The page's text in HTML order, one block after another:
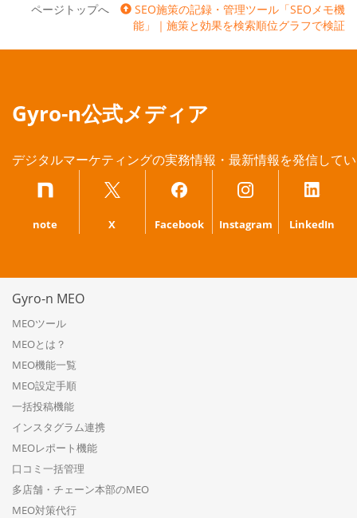
ページトップへ
SEO施策の記録・管理ツール「SEOメモ機
能」｜施策と効果を検索順位グラフで検証
Gyro-n公式メディア
デジタルマーケティングの実務情報・最新情報を発信して
note X Facebook Instagram LinkedIn
Gyro-n MEO
MEOツール
MEOとは？
MEO機能一覧
MEO設定手順
一括投稿機能
インスタグラム連携
MEOレポート機能
口コミ一括管理
多店舗・チェーン本部のMEO
MEO対策代行